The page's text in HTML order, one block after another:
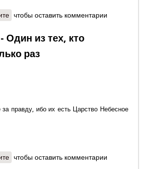
Александр Шаргунов - Мы твой
чтобы оставить комментарии
Один из тех, кто
раз
правду, ибо их есть Царство Небесное
- Один из тех, кто присягает только
чтобы оставить комментарии